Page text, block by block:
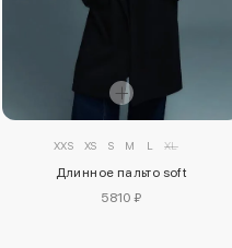
XXS XS S M L XL
Длинное пальто soft
5810 ₽